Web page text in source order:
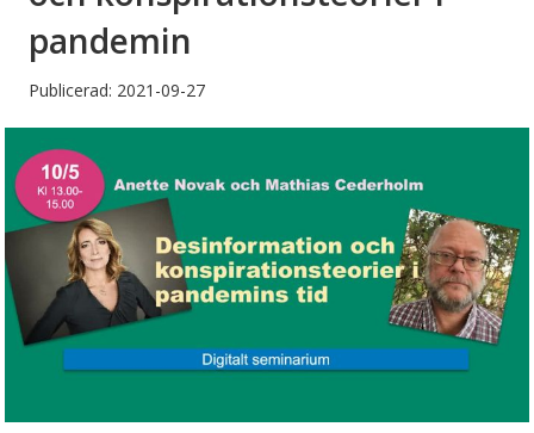
pandemin
Publicerad: 2021-09-27